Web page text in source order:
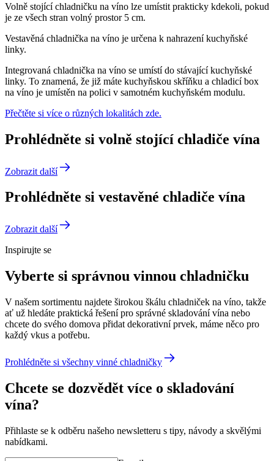
Volně stojící chladničku na víno lze umístit prakticky kdekoli, pokud
je ze všech stran volný prostor 5 cm.
Vestavěná chladnička na víno je určena k nahrazení kuchyňské
linky.
Integrovaná chladnička na víno se umístí do stávající kuchyňské
linky. To znamená, že již máte kuchyňskou skříňku a chladicí box
na víno je umístěn na polici v samotném kuchyňském modulu.
Přečtěte si více o různých lokalitách zde.
Prohlédněte si volně stojící chladiče vína
Zobrazit další
Prohlédněte si vestavěné chladiče vína
Zobrazit další
Inspirujte se
Vyberte si správnou vinnou chladničku
V našem sortimentu najdete širokou škálu chladniček na víno, takže
ať už hledáte praktická řešení pro správné skladování vína nebo
chcete do svého domova přidat dekorativní prvek, máme něco pro
každý vkus a potřebu.
Prohlédněte si všechny vinné chladničky
Chcete se dozvědět více o skladování
vína?
Přihlaste se k odběru našeho newsletteru s tipy, návody a skvělými
nabídkami.